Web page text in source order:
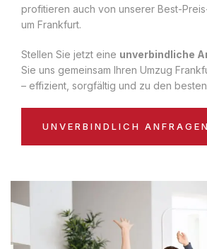
profitieren auch von unserer Best-
um Frankfurt.
Stellen Sie jetzt eine unverbindliche
Sie uns gemeinsam Ihren Umzug
– effizient, sorgfältig und zu den
UNVERBINDLICH ANFRAGEN